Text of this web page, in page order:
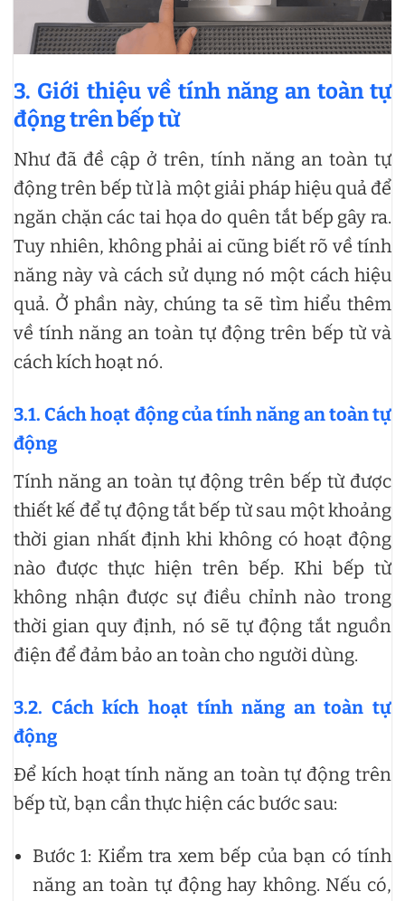
3. Giới thiệu về tính năng an toàn tự
động trên bếp từ
Như đã đề cập ở trên, tính năng an toàn tự
động trên bếp từ là một giải pháp hiệu quả để
ngăn chặn các tai họa do quên tắt bếp gây ra.
Tuy nhiên, không phải ai cũng biết rõ về tính
năng này và cách sử dụng nó một cách hiệu
quả. Ở phần này, chúng ta sẽ tìm hiểu thêm
về tính năng an toàn tự động trên bếp từ và
cách kích hoạt nó.
3.1. Cách hoạt động của tính năng an toàn tự
động
Tính năng an toàn tự động trên bếp từ được
thiết kế để tự động tắt bếp từ sau một khoảng
thời gian nhất định khi không có hoạt động
nào được thực hiện trên bếp. Khi bếp từ
không nhận được sự điều chỉnh nào trong
thời gian quy định, nó sẽ tự động tắt nguồn
điện để đảm bảo an toàn cho người dùng.
3.2. Cách kích hoạt tính năng an toàn tự
động
Để kích hoạt tính năng an toàn tự động trên
bếp từ, bạn cần thực hiện các bước sau:
Bước 1: Kiểm tra xem bếp của bạn có tính
năng an toàn tự động hay không. Nếu có,